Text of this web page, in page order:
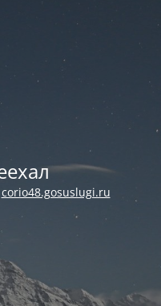
corio48.gosuslugi.ru